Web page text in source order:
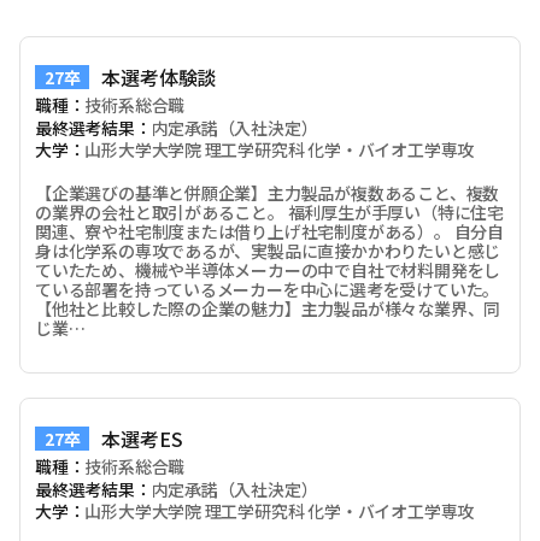
27卒 本選考体験談
職種： 技術系総合職
最終選考結果： 内定承諾（入社決定）
大学： 山形大学大学院 理工学研究科 化学・バイオ工学専攻
【企業選びの基準と併願企業】主力製品が複数あること、複数
の業界の会社と取引があること。 福利厚生が手厚い（特に住宅
関連、寮や社宅制度または借り上げ社宅制度がある）。 自分自
身は化学系の専攻であるが、実製品に直接かかわりたいと感じ
ていたため、機械や半導体メーカーの中で自社で材料開発をし
ている部署を持っているメーカーを中心に選考を受けていた。
【他社と比較した際の企業の魅力】主力製品が様々な業界、同
じ業…
27卒 本選考ES
職種： 技術系総合職
最終選考結果： 内定承諾（入社決定）
大学： 山形大学大学院 理工学研究科 化学・バイオ工学専攻